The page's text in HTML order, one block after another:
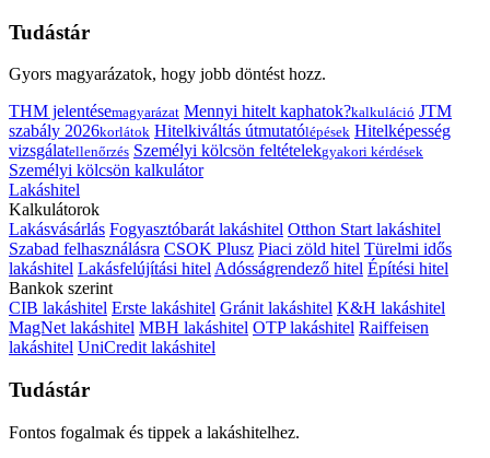
Tudástár
Gyors magyarázatok, hogy jobb döntést hozz.
THM jelentésemagyarázat Mennyi hitelt kaphatok?kalkuláció JTM
szabály 2026korlátok Hitelkiváltás útmutatólépések Hitelképesség
vizsgálatellenőrzés Személyi kölcsön feltételekgyakori kérdések
Személyi kölcsön kalkulátor
Lakáshitel
Kalkulátorok
Lakásvásárlás Fogyasztóbarát lakáshitel Otthon Start lakáshitel
Szabad felhasználásra CSOK Plusz Piaci zöld hitel Türelmi idős
lakáshitel Lakásfelújítási hitelAdósságrendező hitel Építési hitel
Bankok szerint
CIB lakáshitel Erste lakáshitel Gránit lakáshitel K&H lakáshitel
MagNet lakáshitel MBH lakáshitel OTP lakáshitel Raiffeisen
lakáshitel UniCredit lakáshitel
Tudástár
Fontos fogalmak és tippek a lakáshitelhez.